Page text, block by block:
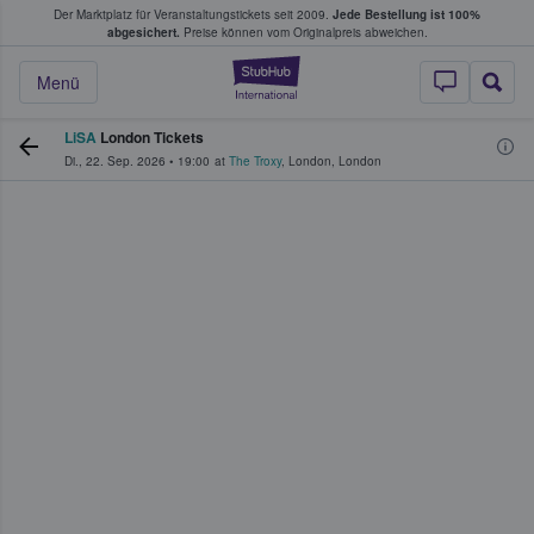
Der Marktplatz für Veranstaltungstickets seit 2009. Jede Bestellung ist 100%
abgesichert. Preise können vom Originalpreis abweichen.
StubHub - Wo
Menü
Tickets kaufen & verkaufen
LiSA London Tickets
Di., 22. Sep. 2026 • 19:00 at The Troxy, London, London